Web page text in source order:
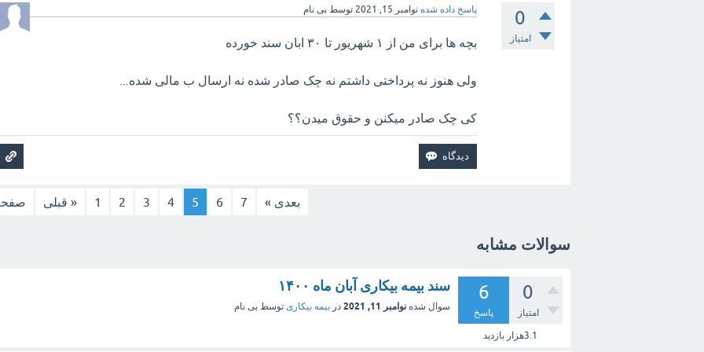
0
امتیاز
پاسخ داده شده نوامبر 15, 2021 توسطبی نام
بچه ها برای من از ۱ شهریور تا ۳۰ ابان سند خورده
ولی هنوز نه پرداختی داشتم نه چک صادر شده نه ارسال ب مالی شده...
کی چک صادر میکنن و حقوق میدن؟؟
« قبلی 1 2 3 4 5 6 7 بعدی »
سوالات مشابه
0
امتیاز
6
پاسخ
3.1هزار بازدید
سند بیمه بیکاری آبان ماه ۱۴۰۰
سوال شده نوامبر 11, 2021 در بیمه بیکاری توسط بی نام